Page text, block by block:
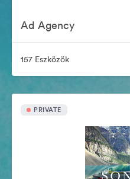
Ad Agency
157 Eszközök
PRIVATE